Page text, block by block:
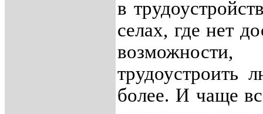
в
селах, где нет
трудоустроить
более. И чаще